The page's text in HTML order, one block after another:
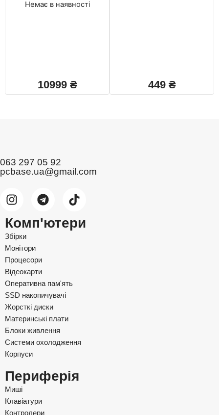
Немає в наявності
10999 ₴ 449 ₴
063 297 05 92
pcbase.ua@gmail.com
Комп'ютери
Збірки
Монітори
Процесори
Відеокарти
Оперативна пам'ять
SSD накопичувачі
Жорсткі диски
Материнські плати
Блоки живлення
Системи охолодження
Корпуси
Периферія
Миші
Клавіатури
Контролери